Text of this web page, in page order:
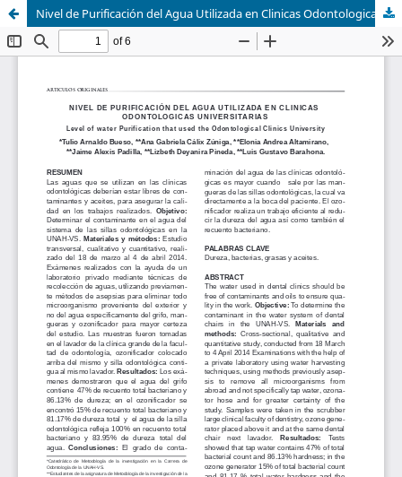
Nivel de Purificación del Agua Utilizada en Clinicas Odontologicas Universitarias